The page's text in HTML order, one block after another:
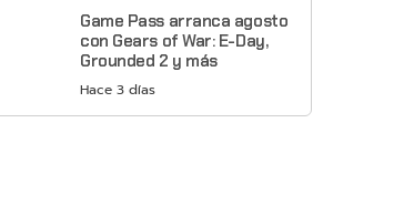
Game Pass arranca agosto
con Gears of War: E-Day,
Grounded 2 y más
Hace 3 días